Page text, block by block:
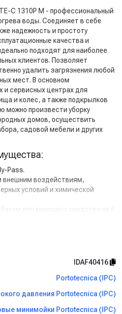
C 1310P M - профессиональный
воды. Соединяет в себе
надежность и простоту
качества и
подходят для наиболее
клиентов. Позволяет
удалить загрязнения любой
мест. В основном
и сервисных центрах для
и колес, а также подкрылков
можно произвести уборку
домов, осуществить
садовой мебели и других
Pass.
внешним воздействиям,
условий и химической
для моющего средства на 6
и большая колесная база
держатель для копья.
IDAF40416
Portotecnica (IPC)
давления Portotecnica (IPC)
минимойки Portotecnica (IPC)